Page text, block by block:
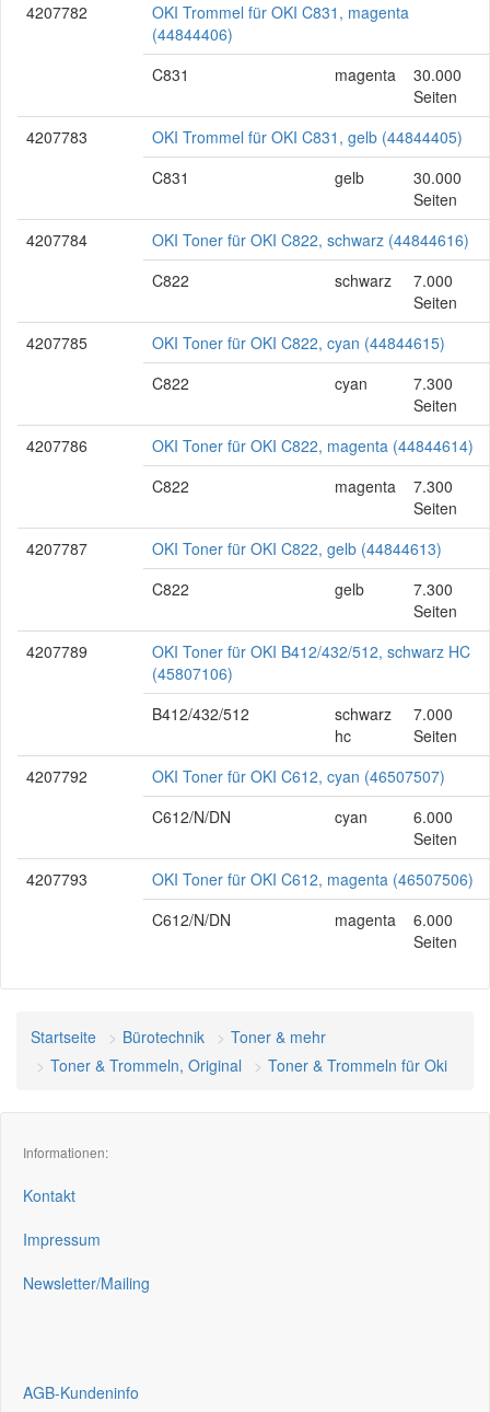
4207782
OKI Trommel für OKI C831, magenta
(44844406)
C831
magenta
30.000
Seiten
4207783
OKI Trommel für OKI C831, gelb (44844405)
C831
gelb
30.000
Seiten
4207784
OKI Toner für OKI C822, schwarz (44844616)
C822
schwarz
7.000
Seiten
4207785
OKI Toner für OKI C822, cyan (44844615)
C822
cyan
7.300
Seiten
4207786
OKI Toner für OKI C822, magenta (44844614)
C822
magenta
7.300
Seiten
4207787
OKI Toner für OKI C822, gelb (44844613)
C822
gelb
7.300
Seiten
4207789
OKI Toner für OKI B412/432/512, schwarz HC
(45807106)
B412/432/512
schwarz
hc
7.000
Seiten
4207792
OKI Toner für OKI C612, cyan (46507507)
C612/N/DN
cyan
6.000
Seiten
4207793
OKI Toner für OKI C612, magenta (46507506)
C612/N/DN
magenta
6.000
Seiten
Startseite Bürotechnik
Toner & mehr
Toner & Trommeln, Original
Toner & Trommeln für Oki
Informationen:
Kontakt
Impressum
Newsletter/Mailing
AGB-Kundeninfo